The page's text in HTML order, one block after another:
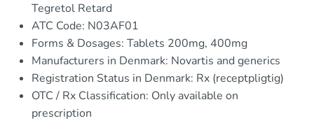
Tegretol Retard
ATC Code: N03AF01
Forms & Dosages: Tablets 200mg, 400mg
Manufacturers in Denmark: Novartis and generics
Registration Status in Denmark: Rx (receptpligtig)
OTC / Rx Classification: Only available on
prescription